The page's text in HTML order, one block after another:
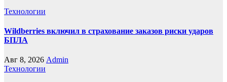
Технологии
Wildberries включил в страхование заказов риски ударов
БПЛА
Авг 8, 2026 Admin
Технологии